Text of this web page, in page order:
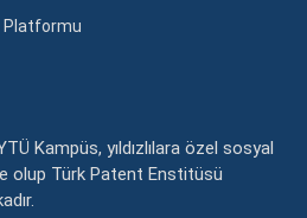
Platformu
Kampüs, yıldızlılara özel sosyal
olup Türk Patent Enstitüsü